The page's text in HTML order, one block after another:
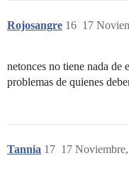
Rojosangre 17
16
netonces no tiene nada de
problemas de quienes
Tannia 17
17